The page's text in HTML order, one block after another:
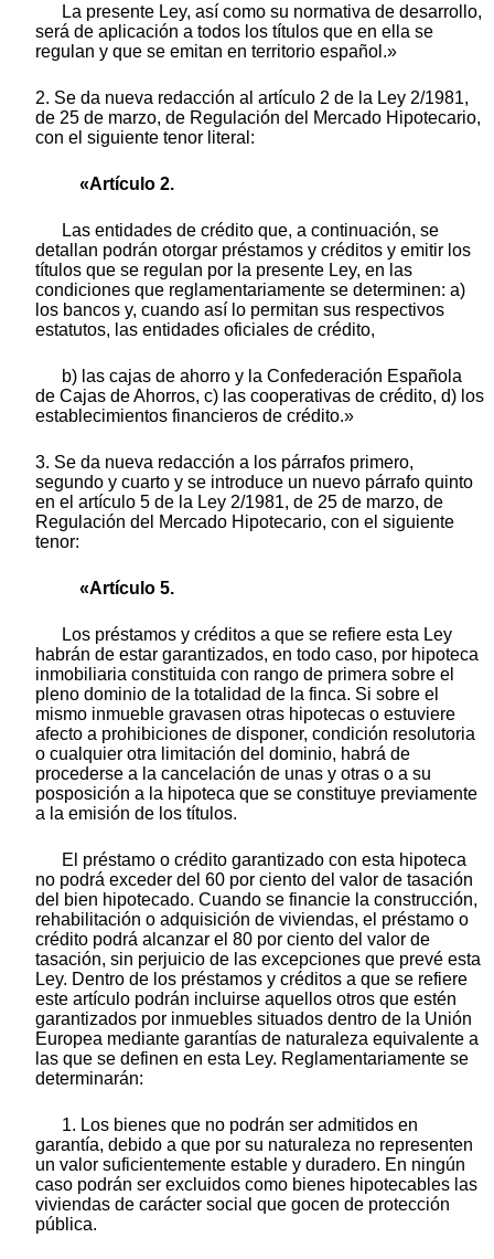
La presente Ley, así como su normativa de desarrollo,
será de aplicación a todos los títulos que en ella se
regulan y que se emitan en territorio español.»
2. Se da nueva redacción al artículo 2 de la Ley 2/1981,
de 25 de marzo, de Regulación del Mercado Hipotecario,
con el siguiente tenor literal:
«Artículo 2.
Las entidades de crédito que, a continuación, se
detallan podrán otorgar préstamos y créditos y emitir los
títulos que se regulan por la presente Ley, en las
condiciones que reglamentariamente se determinen: a)
los bancos y, cuando así lo permitan sus respectivos
estatutos, las entidades oficiales de crédito,
b) las cajas de ahorro y la Confederación Española
de Cajas de Ahorros, c) las cooperativas de crédito, d) los
establecimientos financieros de crédito.»
3. Se da nueva redacción a los párrafos primero,
segundo y cuarto y se introduce un nuevo párrafo quinto
en el artículo 5 de la Ley 2/1981, de 25 de marzo, de
Regulación del Mercado Hipotecario, con el siguiente
tenor:
«Artículo 5.
Los préstamos y créditos a que se refiere esta Ley
habrán de estar garantizados, en todo caso, por hipoteca
inmobiliaria constituida con rango de primera sobre el
pleno dominio de la totalidad de la finca. Si sobre el
mismo inmueble gravasen otras hipotecas o estuviere
afecto a prohibiciones de disponer, condición resolutoria
o cualquier otra limitación del dominio, habrá de
procederse a la cancelación de unas y otras o a su
posposición a la hipoteca que se constituye previamente
a la emisión de los títulos.
El préstamo o crédito garantizado con esta hipoteca
no podrá exceder del 60 por ciento del valor de tasación
del bien hipotecado. Cuando se financie la construcción,
rehabilitación o adquisición de viviendas, el préstamo o
crédito podrá alcanzar el 80 por ciento del valor de
tasación, sin perjuicio de las excepciones que prevé esta
Ley. Dentro de los préstamos y créditos a que se refiere
este artículo podrán incluirse aquellos otros que estén
garantizados por inmuebles situados dentro de la Unión
Europea mediante garantías de naturaleza equivalente a
las que se definen en esta Ley. Reglamentariamente se
determinarán:
1. Los bienes que no podrán ser admitidos en
garantía, debido a que por su naturaleza no representen
un valor suficientemente estable y duradero. En ningún
caso podrán ser excluidos como bienes hipotecables las
viviendas de carácter social que gocen de protección
pública.